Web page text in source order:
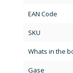
EAN Code
SKU
Whats in the
Gase